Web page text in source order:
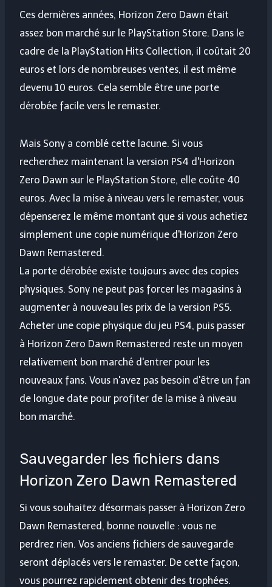
Ces dernières années, Horizon Zero Dawn était
assez bon marché sur le PlayStation Store. Dans le
cadre de la PlayStation Hits Collection, il coûtait 20
euros et lors de nombreuses ventes, il est même
devenu 10 euros. Cela semble être une porte
dérobée facile vers le remaster.
Mais Sony a comblé cette lacune. Si vous
recherchez maintenant la version PS4 d'Horizon
Zero Dawn sur le PlayStation Store, elle coûte 40
euros. Avec la mise à niveau vers le remaster, vous
dépenserez le même montant que si vous achetiez
simplement une copie numérique d'Horizon Zero
Dawn Remastered.
La porte dérobée existe toujours avec des copies
physiques. Sony ne peut pas forcer les magasins à
augmenter à nouveau les prix de la version PS5.
Acheter une copie physique du jeu PS4, puis passer
à Horizon Zero Dawn Remastered reste un moyen
relativement bon marché d'entrer pour les
nouveaux fans. Vous n'avez pas besoin d'être un fan
de longue date pour profiter de la mise à niveau
bon marché.
Sauvegarder les fichiers dans
Horizon Zero Dawn Remastered
Si vous souhaitez désormais passer à Horizon Zero
Dawn Remastered, bonne nouvelle : vous ne
perdrez rien. Vos anciens fichiers de sauvegarde
seront déplacés vers le remaster. De cette façon,
vous pourrez rapidement obtenir des trophées.